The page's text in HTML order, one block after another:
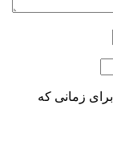
زمانی که